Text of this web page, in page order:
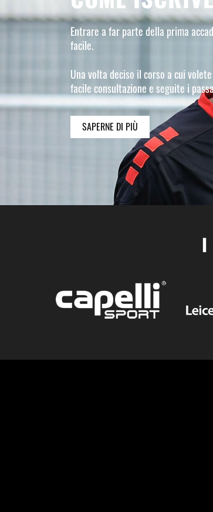
Entrare a far parte della prima
facile.
Una volta deciso il corso a cui
facile consultazione e seguite i
SAPERNE DI PIÙ
I